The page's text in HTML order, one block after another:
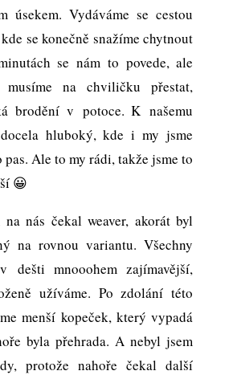
úsekem. Vydáváme se cestou
se konečně snažíme chytnout
se nám to povede, ale
na chviličku přestat,
brodění v potoce. K našemu
hluboký, kde i my jsme
Ale to my rádi, takže jsme to
😀
nás čekal weaver, akorát byl
na rovnou variantu. Všechny
dešti mnooohem zajímavější,
užíváme. Po zdolání této
menší kopeček, který vypadá
byla přehrada. A nebyl jsem
protože nahoře čekal další